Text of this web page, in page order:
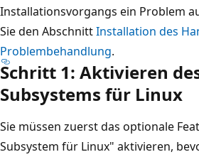
Installationsvorgangs ein Problem
Sie den AbschnittInstallation des
Problembehandlung.
Schritt 1: Aktivieren
Subsystems für Linux
Sie müssen zuerst das optionale
Subsystem für Linux" aktivieren,